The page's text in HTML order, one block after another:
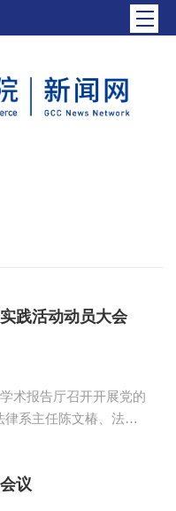
践活动动员大会
报告厅召开开展党的
系主任陈文椿、法律
议